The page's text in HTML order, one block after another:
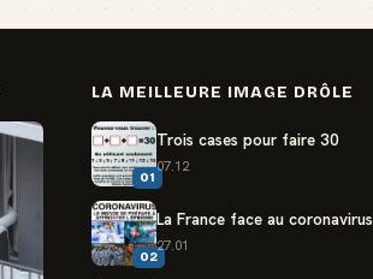
LA MEILLEURE IMAGE DRÔLE
01
Trois cases pour faire 30
07.12
02
La France face au coronavirus
27.01